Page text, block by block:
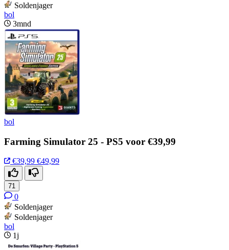
Soldenjager
bol
3mnd
bol
Farming Simulator 25 - PS5 voor €39,99
€39,99 €49,99
71
0
Soldenjager
Soldenjager
bol
1j